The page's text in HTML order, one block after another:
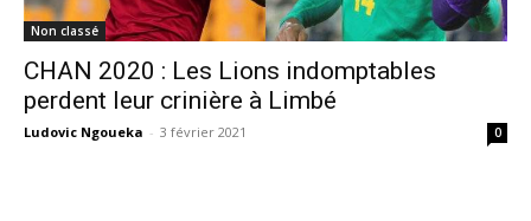
Non classé
CHAN 2020 : Les Lions indomptables
perdent leur crinière à Limbé
Ludovic Ngoueka - 3 février 2021 0